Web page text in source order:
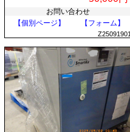
お問い合わせ
【個別ページ】
【フォーム】
Z25091901